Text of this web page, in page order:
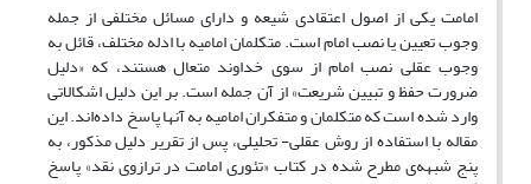
امامت یکی از اصول اعتقادی شیعه و دارای مسائل مختلفی از جمله
وجوب تعیین یا نصب امام است. متکلمان امامیه با ادله مختلف، قائل به
وجوب عقلی نصب امام از سوی خداوند متعال هستند، که «دلیل
ضرورت حفظ و تبیین شریعت» از آن جمله است. بر این دلیل اشکالاتی
وارد شده است که متکلمان و متفکران امامیه به آنها پاسخ داده‌اند. این
مقاله با استفاده از روش عقلی- تحلیلی، پس از تقریر دلیل مذکور، به
پنج شبهه‌ی مطرح شده در کتاب «تئوری امامت در ترازوی نقد» پاسخ